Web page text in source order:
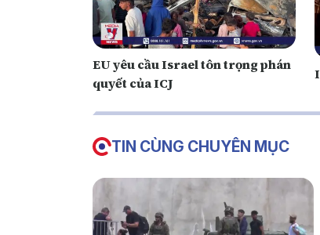
EU yêu cầu Israel tôn trọng phán
quyết của ICJ
TIN CÙNG CHUYÊN MỤC